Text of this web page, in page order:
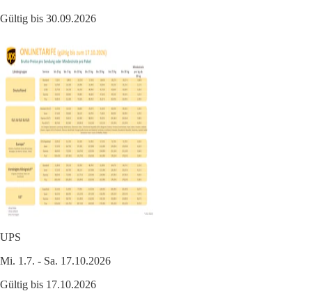
Gültig bis 30.09.2026
UPS
Mi. 1.7. - Sa. 17.10.2026
Gültig bis 17.10.2026